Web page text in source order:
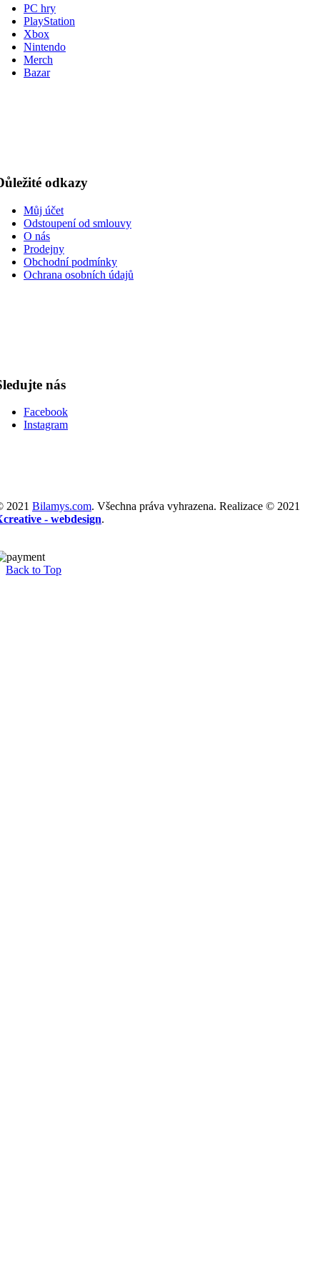
PC hry
PlayStation
Xbox
Nintendo
Merch
Bazar
odkazy
Můj účet
Odstoupení od smlouvy
O nás
Prodejny
Obchodní podmínky
Ochrana osobních údajů
nás
Facebook
Instagram
2021 Bilamys.com. Všechna práva vyhrazena. Realizace © 2021
- webdesign.
Back to Top